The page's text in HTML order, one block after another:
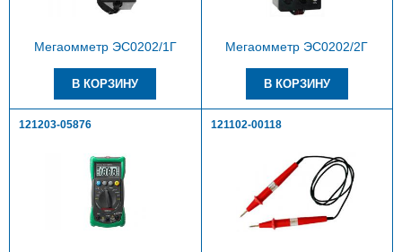
Мегаомметр ЭС0202/1Г Мегаомметр ЭС0202/2Г
121203-05876 121102-00118